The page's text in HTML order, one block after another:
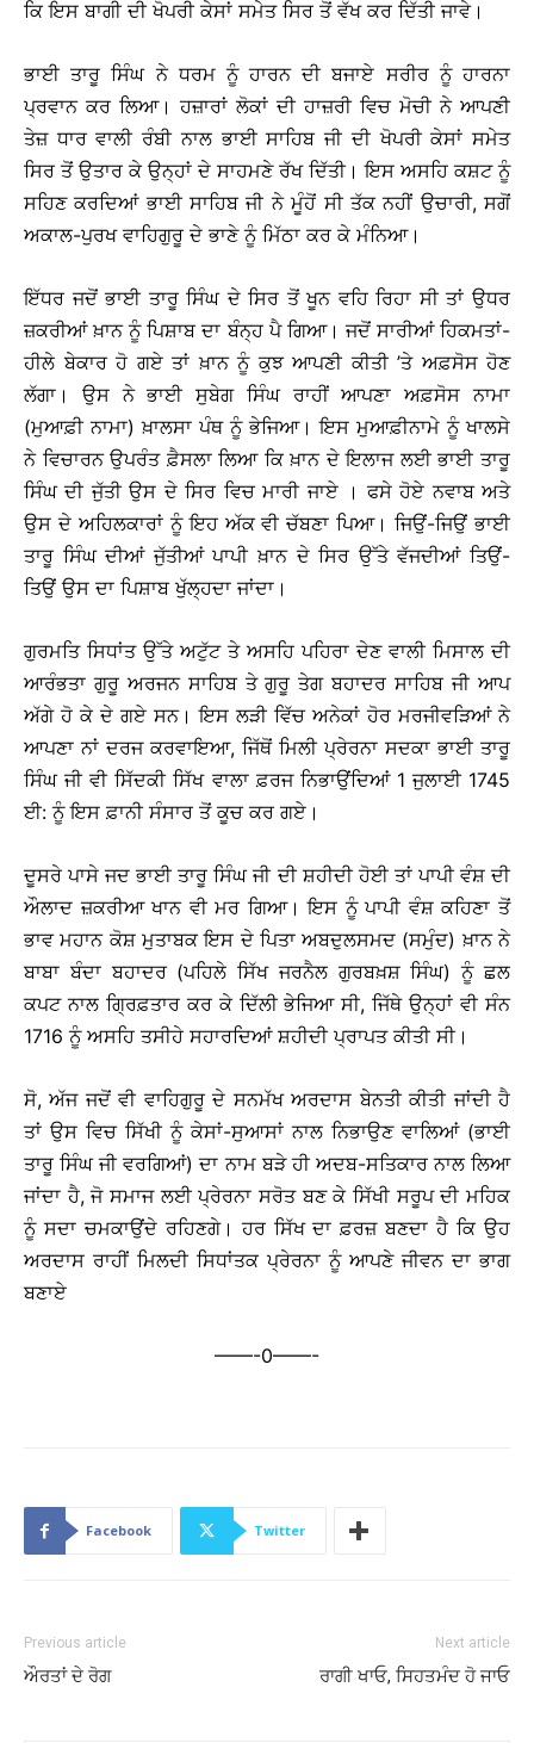
ਕਿ ਇਸ ਬਾਗੀ ਦੀ ਖੋਪਰੀ ਕੇਸਾਂ ਸਮੇਤ ਸਿਰ ਤੋਂ ਵੱਖ ਕਰ ਦਿੱਤੀ ਜਾਵੇ।
ਭਾਈ ਤਾਰੂ ਸਿੰਘ ਨੇ ਧਰਮ ਨੂੰ ਹਾਰਨ ਦੀ ਬਜਾਏ ਸਰੀਰ ਨੂੰ ਹਾਰਨਾ
ਪ੍ਰਵਾਨ ਕਰ ਲਿਆ। ਹਜ਼ਾਰਾਂ ਲੋਕਾਂ ਦੀ ਹਾਜ਼ਰੀ ਵਿਚ ਮੋਚੀ ਨੇ ਆਪਣੀ
ਤੇਜ਼ ਧਾਰ ਵਾਲੀ ਰੰਬੀ ਨਾਲ ਭਾਈ ਸਾਹਿਬ ਜੀ ਦੀ ਖੋਪਰੀ ਕੇਸਾਂ ਸਮੇਤ
ਸਿਰ ਤੋਂ ਉਤਾਰ ਕੇ ਉਨ੍ਹਾਂ ਦੇ ਸਾਹਮਣੇ ਰੱਖ ਦਿੱਤੀ। ਇਸ ਅਸਹਿ ਕਸ਼ਟ ਨੂੰ
ਸਹਿਣ ਕਰਦਿਆਂ ਭਾਈ ਸਾਹਿਬ ਜੀ ਨੇ ਮੂੰਹੋਂ ਸੀ ਤੱਕ ਨਹੀਂ ਉਚਾਰੀ, ਸਗੋਂ
ਅਕਾਲ-ਪੁਰਖ ਵਾਹਿਗੁਰੂ ਦੇ ਭਾਣੇ ਨੂੰ ਮਿੱਠਾ ਕਰ ਕੇ ਮੰਨਿਆ।
ਇੱਧਰ ਜਦੋਂ ਭਾਈ ਤਾਰੂ ਸਿੰਘ ਦੇ ਸਿਰ ਤੋਂ ਖੂਨ ਵਹਿ ਰਿਹਾ ਸੀ ਤਾਂ ਉਧਰ
ਜ਼ਕਰੀਆਂ ਖ਼ਾਨ ਨੂੰ ਪਿਸ਼ਾਬ ਦਾ ਬੰਨ੍ਹ ਪੈ ਗਿਆ। ਜਦੋਂ ਸਾਰੀਆਂ ਹਿਕਮਤਾਂ-
ਹੀਲੇ ਬੇਕਾਰ ਹੋ ਗਏ ਤਾਂ ਖ਼ਾਨ ਨੂੰ ਕੁਝ ਆਪਣੀ ਕੀਤੀ ’ਤੇ ਅਫ਼ਸੋਸ ਹੋਣ
ਲੱਗਾ। ਉਸ ਨੇ ਭਾਈ ਸੁਬੇਗ ਸਿੰਘ ਰਾਹੀਂ ਆਪਣਾ ਅਫ਼ਸੋਸ ਨਾਮਾ
(ਮੁਆਫ਼ੀ ਨਾਮਾ) ਖ਼ਾਲਸਾ ਪੰਥ ਨੂੰ ਭੇਜਿਆ। ਇਸ ਮੁਆਫ਼ੀਨਾਮੇ ਨੂੰ ਖਾਲਸੇ
ਨੇ ਵਿਚਾਰਨ ਉਪਰੰਤ ਫ਼ੈਸਲਾ ਲਿਆ ਕਿ ਖ਼ਾਨ ਦੇ ਇਲਾਜ ਲਈ ਭਾਈ ਤਾਰੂ
ਸਿੰਘ ਦੀ ਜੁੱਤੀ ਉਸ ਦੇ ਸਿਰ ਵਿਚ ਮਾਰੀ ਜਾਏ । ਫਸੇ ਹੋਏ ਨਵਾਬ ਅਤੇ
ਉਸ ਦੇ ਅਹਿਲਕਾਰਾਂ ਨੂੰ ਇਹ ਅੱਕ ਵੀ ਚੱਬਣਾ ਪਿਆ। ਜਿਉਂ-ਜਿਉਂ ਭਾਈ
ਤਾਰੂ ਸਿੰਘ ਦੀਆਂ ਜੁੱਤੀਆਂ ਪਾਪੀ ਖ਼ਾਨ ਦੇ ਸਿਰ ਉੱਤੇ ਵੱਜਦੀਆਂ ਤਿਉਂ-
ਤਿਉਂ ਉਸ ਦਾ ਪਿਸ਼ਾਬ ਖੁੱਲ੍ਹਦਾ ਜਾਂਦਾ।
ਗੁਰਮਤਿ ਸਿਧਾਂਤ ਉੱਤੇ ਅਟੁੱਟ ਤੇ ਅਸਹਿ ਪਹਿਰਾ ਦੇਣ ਵਾਲੀ ਮਿਸਾਲ ਦੀ
ਆਰੰਭਤਾ ਗੁਰੂ ਅਰਜਨ ਸਾਹਿਬ ਤੇ ਗੁਰੂ ਤੇਗ ਬਹਾਦਰ ਸਾਹਿਬ ਜੀ ਆਪ
ਅੱਗੇ ਹੋ ਕੇ ਦੇ ਗਏ ਸਨ। ਇਸ ਲੜੀ ਵਿੱਚ ਅਨੇਕਾਂ ਹੋਰ ਮਰਜੀਵੜਿਆਂ ਨੇ
ਆਪਣਾ ਨਾਂ ਦਰਜ ਕਰਵਾਇਆ, ਜਿੱਥੋਂ ਮਿਲੀ ਪ੍ਰੇਰਨਾ ਸਦਕਾ ਭਾਈ ਤਾਰੂ
ਸਿੰਘ ਜੀ ਵੀ ਸਿੱਦਕੀ ਸਿੱਖ ਵਾਲਾ ਫ਼ਰਜ ਨਿਭਾਉਂਦਿਆਂ 1 ਜੁਲਾਈ 1745
ਈ: ਨੂੰ ਇਸ ਫ਼ਾਨੀ ਸੰਸਾਰ ਤੋਂ ਕੂਚ ਕਰ ਗਏ।
ਦੂਸਰੇ ਪਾਸੇ ਜਦ ਭਾਈ ਤਾਰੂ ਸਿੰਘ ਜੀ ਦੀ ਸ਼ਹੀਦੀ ਹੋਈ ਤਾਂ ਪਾਪੀ ਵੰਸ਼ ਦੀ
ਔਲਾਦ ਜ਼ਕਰੀਆ ਖਾਨ ਵੀ ਮਰ ਗਿਆ। ਇਸ ਨੂੰ ਪਾਪੀ ਵੰਸ਼ ਕਹਿਣਾ ਤੋਂ
ਭਾਵ ਮਹਾਨ ਕੋਸ਼ ਮੁਤਾਬਕ ਇਸ ਦੇ ਪਿਤਾ ਅਬਦੁਲਸਮਦ (ਸਮੁੰਦ) ਖ਼ਾਨ ਨੇ
ਬਾਬਾ ਬੰਦਾ ਬਹਾਦਰ (ਪਹਿਲੇ ਸਿੱਖ ਜਰਨੈਲ ਗੁਰਬਖ਼ਸ਼ ਸਿੰਘ) ਨੂੰ ਛਲ
ਕਪਟ ਨਾਲ ਗ੍ਰਿਫ਼ਤਾਰ ਕਰ ਕੇ ਦਿੱਲੀ ਭੇਜਿਆ ਸੀ, ਜਿੱਥੇ ਉਨ੍ਹਾਂ ਵੀ ਸੰਨ
1716 ਨੂੰ ਅਸਹਿ ਤਸੀਹੇ ਸਹਾਰਦਿਆਂ ਸ਼ਹੀਦੀ ਪ੍ਰਾਪਤ ਕੀਤੀ ਸੀ।
ਸੋ, ਅੱਜ ਜਦੋਂ ਵੀ ਵਾਹਿਗੁਰੂ ਦੇ ਸਨਮੱਖ ਅਰਦਾਸ ਬੇਨਤੀ ਕੀਤੀ ਜਾਂਦੀ ਹੈ
ਤਾਂ ਉਸ ਵਿਚ ਸਿੱਖੀ ਨੂੰ ਕੇਸਾਂ-ਸੁਆਸਾਂ ਨਾਲ ਨਿਭਾਉਣ ਵਾਲਿਆਂ (ਭਾਈ
ਤਾਰੂ ਸਿੰਘ ਜੀ ਵਰਗਿਆਂ) ਦਾ ਨਾਮ ਬੜੇ ਹੀ ਅਦਬ-ਸਤਿਕਾਰ ਨਾਲ ਲਿਆ
ਜਾਂਦਾ ਹੈ, ਜੋ ਸਮਾਜ ਲਈ ਪ੍ਰੇਰਨਾ ਸਰੋਤ ਬਣ ਕੇ ਸਿੱਖੀ ਸਰੂਪ ਦੀ ਮਹਿਕ
ਨੂੰ ਸਦਾ ਚਮਕਾਉਂਦੇ ਰਹਿਣਗੇ। ਹਰ ਸਿੱਖ ਦਾ ਫ਼ਰਜ਼ ਬਣਦਾ ਹੈ ਕਿ ਉਹ
ਅਰਦਾਸ ਰਾਹੀਂ ਮਿਲਦੀ ਸਿਧਾਂਤਕ ਪ੍ਰੇਰਨਾ ਨੂੰ ਆਪਣੇ ਜੀਵਨ ਦਾ ਭਾਗ
ਬਣਾਏ
——-0——-
Facebook Twitter
Previous article
ਔਰਤਾਂ ਦੇ ਰੋਗ
Next article
ਰਾਗੀ ਖਾਓ, ਸਿਹਤਮੰਦ ਹੋ ਜਾਓ